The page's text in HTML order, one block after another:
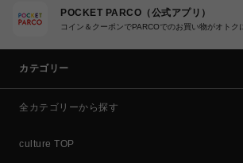
POCKET PARCO（公式アプリ）
コイン＆クーポンでPARCOでのお買い物がオトク
カテゴリー
全カテゴリーから探す
culture TOP